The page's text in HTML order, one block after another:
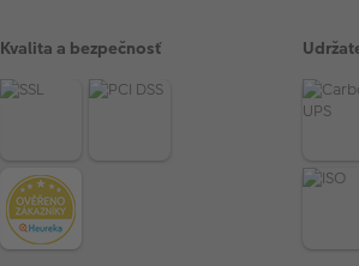
Kvalita a bezpečnosť